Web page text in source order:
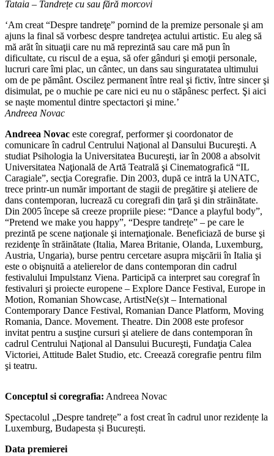
Tataia – Tandrețe cu sau fără morcovi
‘Am creat “Despre tandreţe” pornind de la premize personale şi am
ajuns la final să vorbesc despre tandreţea actului artistic. Eu aleg să
mă arăt în situaţii care nu mă reprezintă sau care mă pun în
dificultate, cu riscul de a eşua, să ofer gânduri şi emoţii personale,
lucruri care îmi plac, un cântec, un dans sau singuratatea ultimului
om de pe pământ. Oscilez permanent între real şi fictiv, între sincer şi
disimulat, pe o muchie pe care nici eu nu o stăpânesc perfect. Şi aici
se naște momentul dintre spectactori şi mine.’
Andreea Novac
Andreea Novac este coregraf, performer şi coordonator de
comunicare în cadrul Centrului Naţional al Dansului Bucureşti. A
studiat Psihologia la Universitatea Bucureşti, iar în 2008 a absolvit
Universitatea Naţională de Artă Teatrală şi Cinematografică “IL
Caragiale”, secţia Coregrafie. Din 2003, după ce intră la UNATC,
trece printr-un număr important de stagii de pregătire şi ateliere de
dans contemporan, lucrează cu coregrafi din ţară şi din străinătate.
Din 2005 începe să creeze propriile piese: “Dance a playful body”,
“Pretend we make you happy”, “Despre tandrețe” – pe care le
prezintă pe scene naţionale şi internaţionale. Beneficiază de burse şi
rezidenţe în străinătate (Italia, Marea Britanie, Olanda, Luxemburg,
Austria, Ungaria), burse pentru cercetare asupra mişcării în Italia şi
este o obişnuită a atelierelor de dans contemporan din cadrul
festivalului Impulstanz Viena. Participă ca interpret sau coregraf în
festivaluri şi proiecte europene – Explore Dance Festival, Europe in
Motion, Romanian Showcase, ArtistNe(s)t – International
Contemporary Dance Festival, Romanian Dance Platform, Moving
Romania, Dance. Movement. Theatre. Din 2008 este profesor
invitat pentru a susţine cursuri şi ateliere de dans contemporan în
cadrul Centrului Naţional al Dansului Bucureşti, Fundaţia Calea
Victoriei, Attitude Balet Studio, etc. Creează coregrafie pentru film
şi teatru.
Conceptul si coregrafia: Andreea Novac
Spectacolul „Despre tandrețe” a fost creat în cadrul unor rezidențe la
Luxemburg, Budapesta și București.
Data premierei